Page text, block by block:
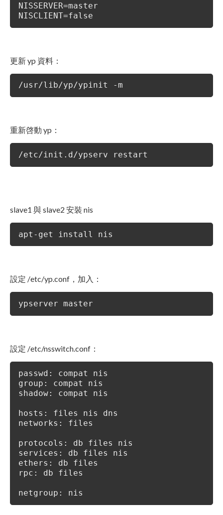
NISSERVER=master
NISCLIENT=false
更新 yp 資料：
/usr/lib/yp/ypinit -m
重新啓動 yp：
/etc/init.d/ypserv restart
slave1 與 slave2 安裝 nis
apt-get install nis
設定 /etc/yp.conf，加入：
ypserver master
設定 /etc/nsswitch.conf：
passwd: compat nis
group: compat nis
shadow: compat nis
hosts: files nis dns
networks: files
protocols: db files nis
services: db files nis
ethers: db files
rpc: db files
netgroup: nis